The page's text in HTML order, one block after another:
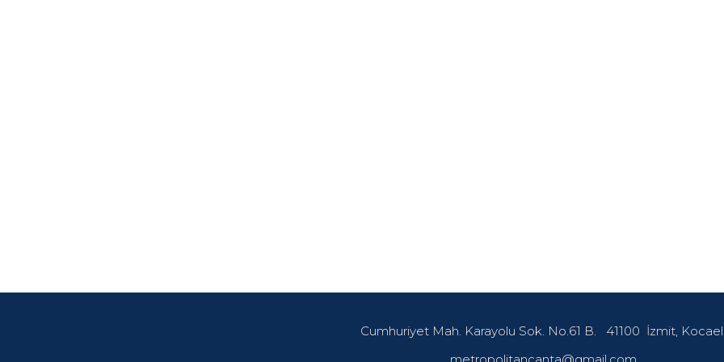
Cumhuriyet Mah. Karayolu Sok. No.61 B. 41100 İzmit,
metropolitancanta@gmail.com